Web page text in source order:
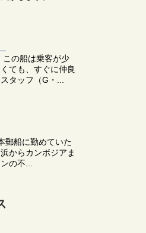
の船は乗客が少
ても、すぐに仲良
タッフ（G・...
郵船に勤めていた
からカンボジアま
の不...